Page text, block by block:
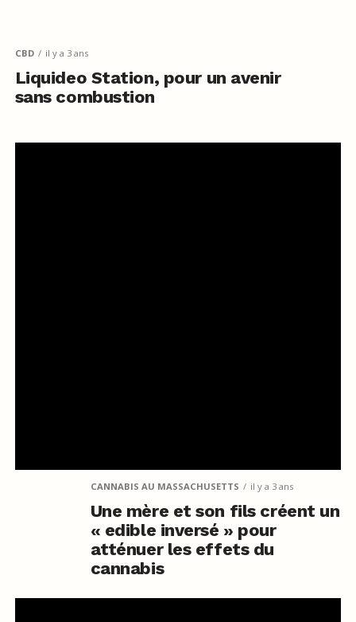
CBD il y a 3 ans
Liquideo Station, pour un avenir
sans combustion
CANNABIS AU MASSACHUSETTS il y a 3 ans
Une mère et son fils créent un
« edible inversé » pour
atténuer les effets du
cannabis